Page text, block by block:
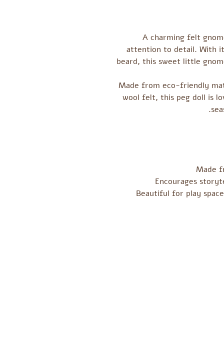
A charming felt
attention to detail. With
beard, this sweet little
Made from eco-friendly
wool felt, this peg doll is
Made
Encourages
Beautiful for play